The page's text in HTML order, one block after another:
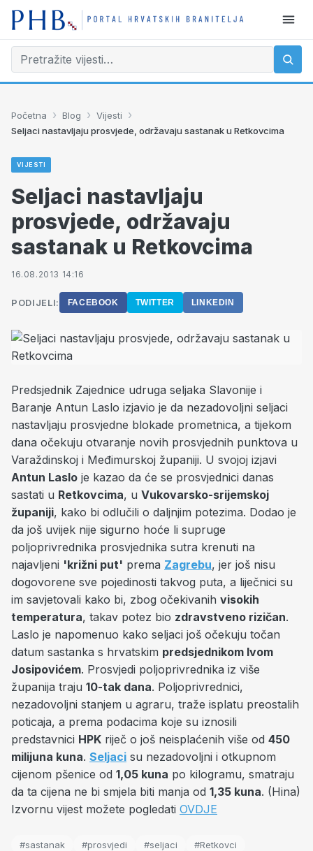
Početna › Blog › Vijesti ›
Seljaci nastavljaju prosvjede, održavaju sastanak u Retkovcima
VIJESTI
Seljaci nastavljaju
prosvjede, održavaju
sastanak u Retkovcima
16.08.2013 14:16
PODIJELI: FACEBOOK TWITTER LINKEDIN
Predsjednik Zajednice udruga seljaka Slavonije i
Baranje Antun Laslo izjavio je da nezadovoljni seljaci
nastavljaju prosvjedne blokade prometnica, a tijekom
dana očekuju otvaranje novih prosvjednih punktova u
Varaždinskoj i Međimurskoj županiji. U svojoj izjavi
Antun Laslo je kazao da će se prosvjednici danas
sastati u Retkovcima, u Vukovarsko-srijemskoj
županiji, kako bi odlučili o daljnjim potezima. Dodao je
da još uvijek nije sigurno hoće li supruge
poljoprivrednika prosvjednika sutra krenuti na
najavljeni 'križni put' prema Zagrebu, jer još nisu
dogovorene sve pojedinosti takvog puta, a liječnici su
im savjetovali kako bi, zbog očekivanih visokih
temperatura, takav potez bio zdravstveno rizičan.
Laslo je napomenuo kako seljaci još očekuju točan
datum sastanka s hrvatskim predsjednikom Ivom
Josipovićem. Prosvjedi poljoprivrednika iz više
županija traju 10-tak dana. Poljoprivrednici,
nezadovoljni stanjem u agraru, traže isplatu preostalih
poticaja, a prema podacima koje su iznosili
predstavnici HPK riječ o još neisplaćenih više od 450
milijuna kuna. Seljaci su nezadovoljni i otkupnom
cijenom pšenice od 1,05 kuna po kilogramu, smatraju
da ta cijena ne bi smjela biti manja od 1,35 kuna. (Hina)
Izvornu vijest možete pogledati OVDJE
#sastanak #prosvjedi #seljaci #Retkovci